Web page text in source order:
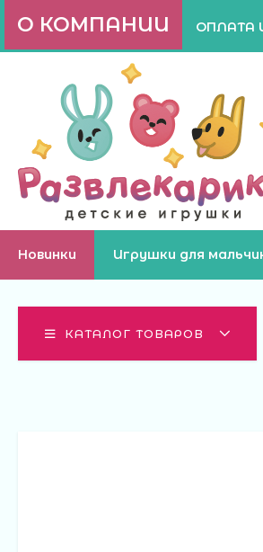
О КОМПАНИИ ОПЛАТА
Новинки Игрушки для
КАТАЛОГ ТОВАРОВ